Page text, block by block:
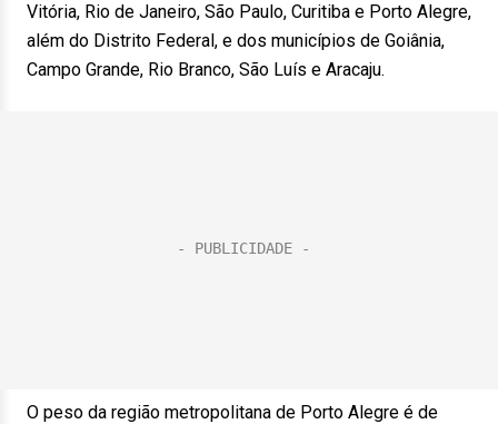
Vitória, Rio de Janeiro, São Paulo, Curitiba e Porto Alegre,
além do Distrito Federal, e dos municípios de Goiânia,
Campo Grande, Rio Branco, São Luís e Aracaju.
O peso da região metropolitana de Porto Alegre é de